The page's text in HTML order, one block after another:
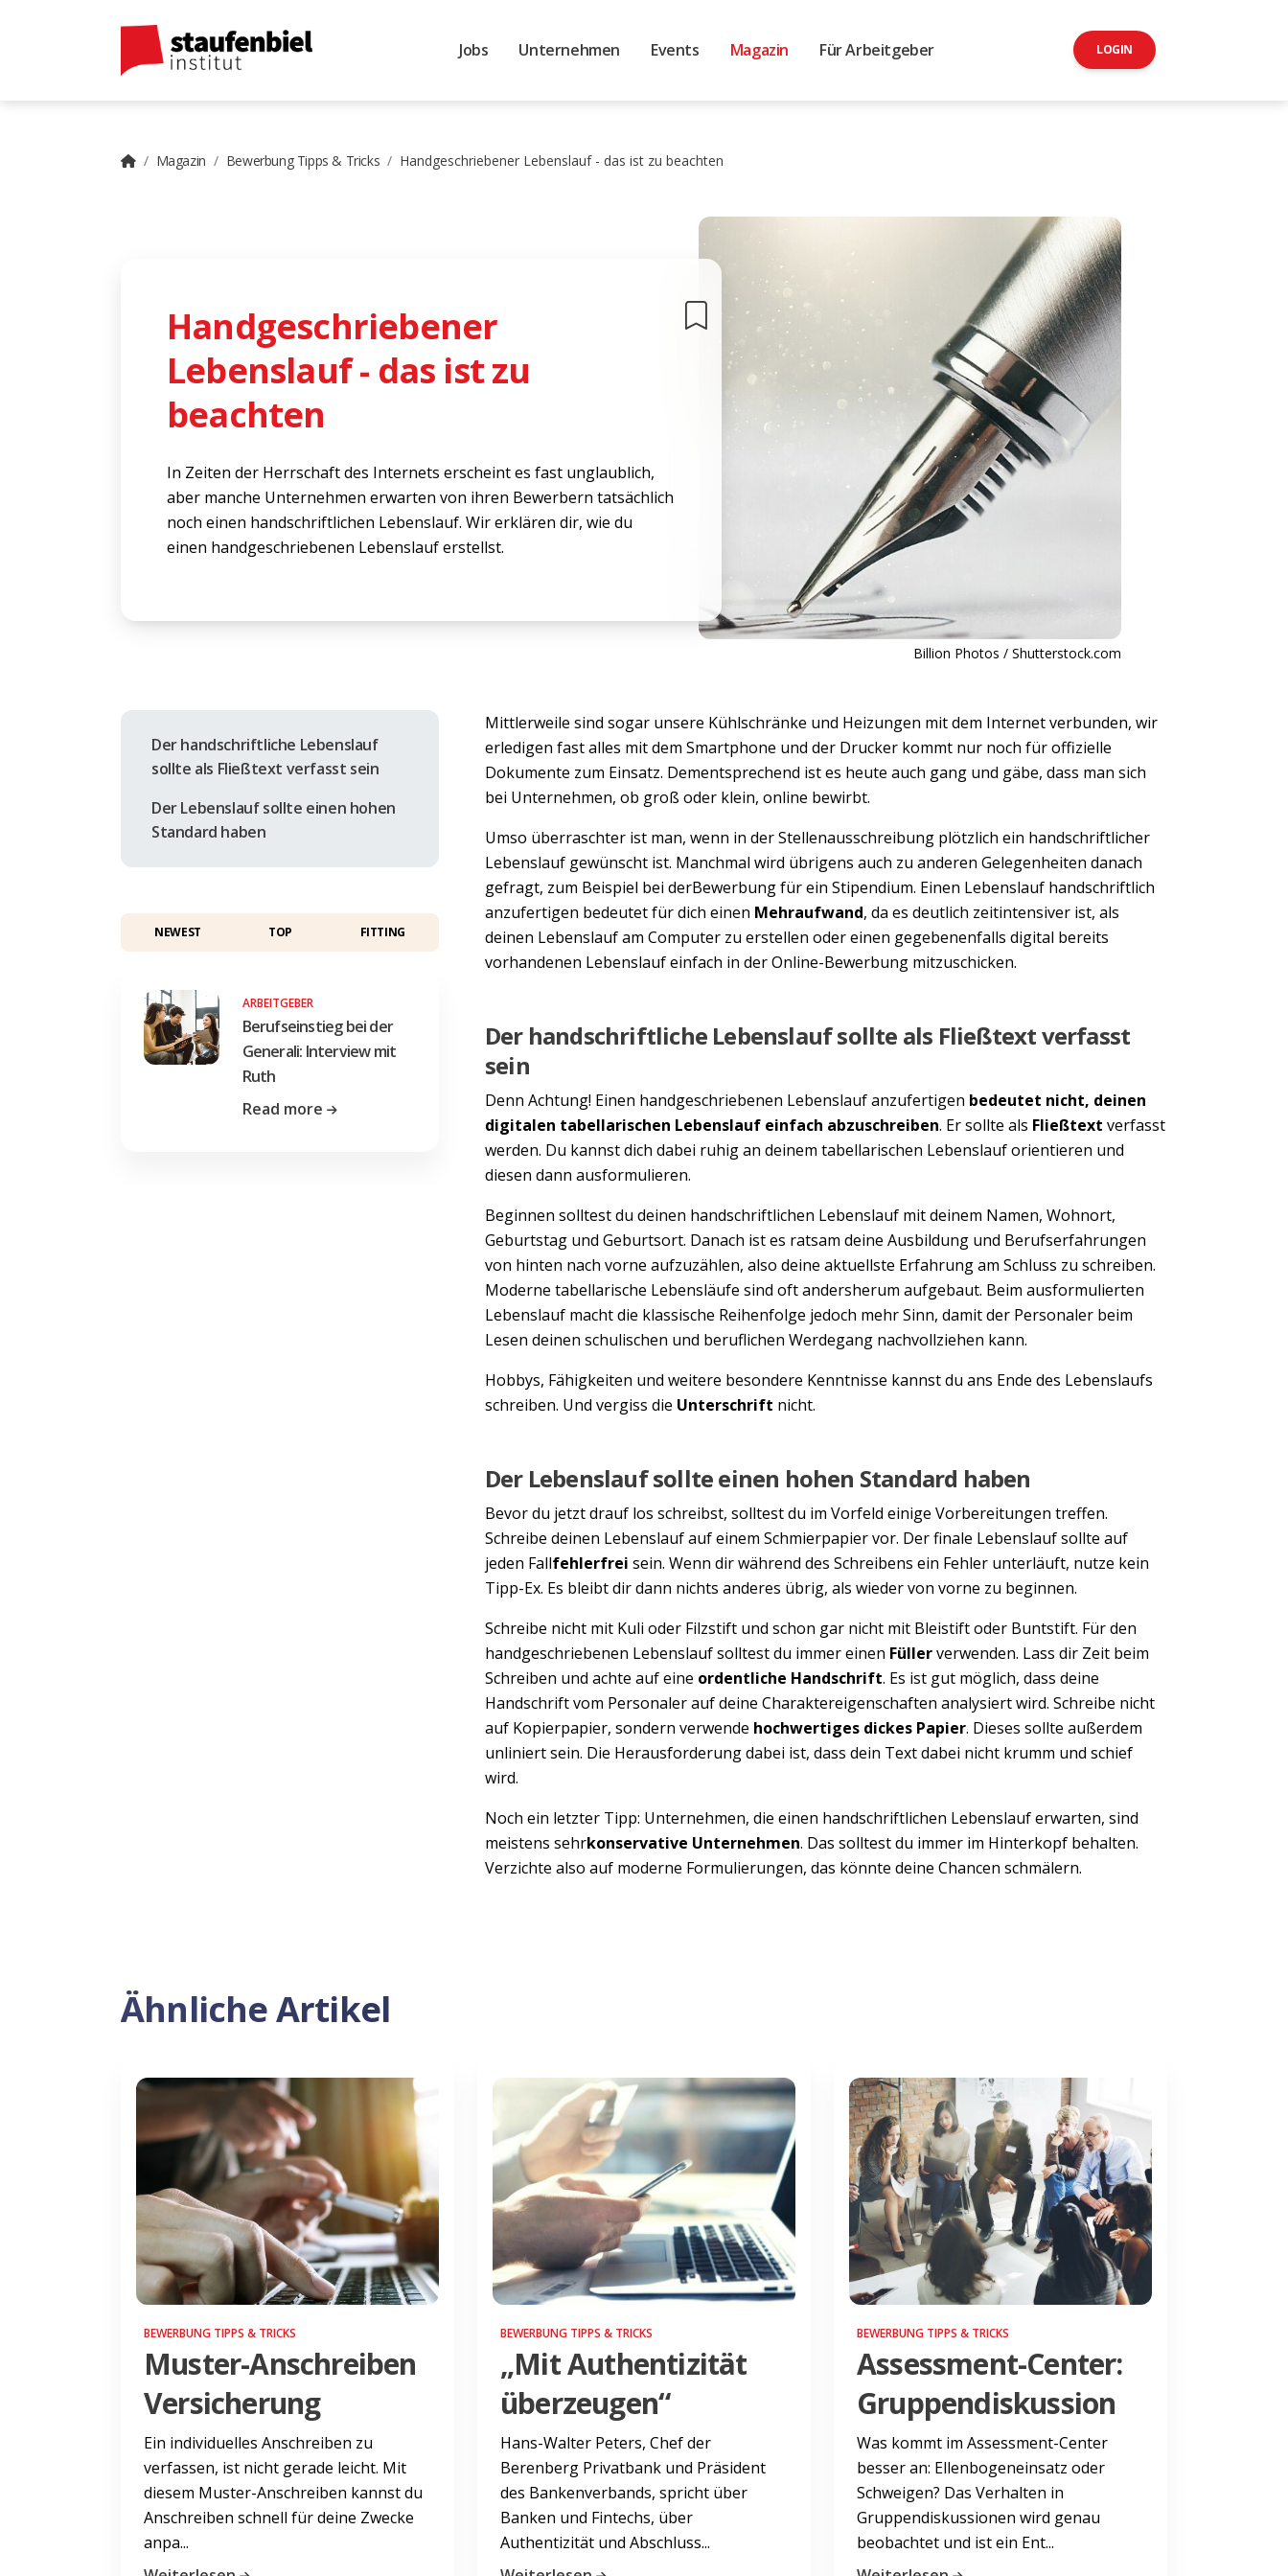
Jobs Unternehmen Events Magazin Für Arbeitgeber LOGIN
Magazin Bewerbung Tipps & Tricks Handgeschriebener Lebenslauf - das ist zu beachten
Handgeschriebener
Lebenslauf - das ist zu
beachten
In Zeiten der Herrschaft des Internets erscheint es fast unglaublich,
aber manche Unternehmen erwarten von ihren Bewerbern tatsächlich
noch einen handschriftlichen Lebenslauf. Wir erklären dir, wie du
einen handgeschriebenen Lebenslauf erstellst.
Billion Photos / Shutterstock.com
Der handschriftliche Lebenslauf
sollte als Fließtext verfasst sein
Der Lebenslauf sollte einen hohen
Standard haben
NEWEST TOP FITTING
ARBEITGEBER
Berufseinstieg bei der
Generali: Interview mit
Ruth
Read more
Mittlerweile sind sogar unsere Kühlschränke und Heizungen mit dem Internet verbunden, wir
erledigen fast alles mit dem Smartphone und der Drucker kommt nur noch für offizielle
Dokumente zum Einsatz. Dementsprechend ist es heute auch gang und gäbe, dass man sich
bei Unternehmen, ob groß oder klein, online bewirbt.
Umso überraschter ist man, wenn in der Stellenausschreibung plötzlich ein handschriftlicher
Lebenslauf gewünscht ist. Manchmal wird übrigens auch zu anderen Gelegenheiten danach
gefragt, zum Beispiel bei derBewerbung für ein Stipendium. Einen Lebenslauf handschriftlich
anzufertigen bedeutet für dich einen Mehraufwand, da es deutlich zeitintensiver ist, als
deinen Lebenslauf am Computer zu erstellen oder einen gegebenenfalls digital bereits
vorhandenen Lebenslauf einfach in der Online-Bewerbung mitzuschicken.
Der handschriftliche Lebenslauf sollte als Fließtext verfasst
sein
Denn Achtung! Einen handgeschriebenen Lebenslauf anzufertigen bedeutet nicht, deinen
digitalen tabellarischen Lebenslauf einfach abzuschreiben. Er sollte als Fließtext verfasst
werden. Du kannst dich dabei ruhig an deinem tabellarischen Lebenslauf orientieren und
diesen dann ausformulieren.
Beginnen solltest du deinen handschriftlichen Lebenslauf mit deinem Namen, Wohnort,
Geburtstag und Geburtsort. Danach ist es ratsam deine Ausbildung und Berufserfahrungen
von hinten nach vorne aufzuzählen, also deine aktuellste Erfahrung am Schluss zu schreiben.
Moderne tabellarische Lebensläufe sind oft andersherum aufgebaut. Beim ausformulierten
Lebenslauf macht die klassische Reihenfolge jedoch mehr Sinn, damit der Personaler beim
Lesen deinen schulischen und beruflichen Werdegang nachvollziehen kann.
Hobbys, Fähigkeiten und weitere besondere Kenntnisse kannst du ans Ende des Lebenslaufs
schreiben. Und vergiss die Unterschrift nicht.
Der Lebenslauf sollte einen hohen Standard haben
Bevor du jetzt drauf los schreibst, solltest du im Vorfeld einige Vorbereitungen treffen.
Schreibe deinen Lebenslauf auf einem Schmierpapier vor. Der finale Lebenslauf sollte auf
jeden Fallfehlerfrei sein. Wenn dir während des Schreibens ein Fehler unterläuft, nutze kein
Tipp-Ex. Es bleibt dir dann nichts anderes übrig, als wieder von vorne zu beginnen.
Schreibe nicht mit Kuli oder Filzstift und schon gar nicht mit Bleistift oder Buntstift. Für den
handgeschriebenen Lebenslauf solltest du immer einen Füllerverwenden. Lass dir Zeit beim
Schreiben und achte auf eine ordentliche Handschrift. Es ist gut möglich, dass deine
Handschrift vom Personaler auf deine Charaktereigenschaften analysiert wird. Schreibe nicht
auf Kopierpapier, sondern verwende hochwertiges dickes Papier. Dieses sollte außerdem
unliniert sein. Die Herausforderung dabei ist, dass dein Text dabei nicht krumm und schief
wird.
Noch ein letzter Tipp: Unternehmen, die einen handschriftlichen Lebenslauf erwarten, sind
meistens sehrkonservative Unternehmen. Das solltest du immer im Hinterkopf behalten.
Verzichte also auf moderne Formulierungen, das könnte deine Chancen schmälern.
Ähnliche Artikel
BEWERBUNG TIPPS & TRICKS
Muster-Anschreiben
Versicherung
Ein individuelles Anschreiben zu
verfassen, ist nicht gerade leicht. Mit
diesem Muster-Anschreiben kannst du
Anschreiben schnell für deine Zwecke
anpa...
BEWERBUNG TIPPS & TRICKS
„Mit Authentizität
überzeugen“
Hans-Walter Peters, Chef der
Berenberg Privatbank und Präsident
des Bankenverbands, spricht über
Banken und Fintechs, über
Authentizität und Abschluss...
BEWERBUNG TIPPS & TRICKS
Assessment-Center:
Gruppendiskussion
Was kommt im Assessment-Center
besser an: Ellenbogeneinsatz oder
Schweigen? Das Verhalten in
Gruppendiskussionen wird genau
beobachtet und ist ein Ent...